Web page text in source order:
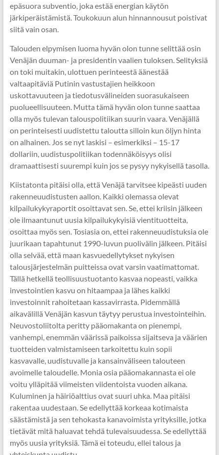
epäsuora subventio, joka estää energian käytön
järkiperäistämistä. Toukokuun alun hinnannousut poistivat
siitä vain osan.
Talouden elpymisen luoma hyvän olon tunne selittää osin
Venäjän duuman- ja presidentin vaalien tuloksen. Selityksiä
on toki muitakin, ulottuen perinteestä äänestää
valtaapitäviä Putinin vastustajien heikkoon
uskottavuuteen ja tiedotusvälineiden suorasukaiseen
puolueellisuuteen. Mutta tämä hyvän olon tunne saattaa
olla myös tulevan talouspolitiikan suurin vaara. Venäjällä
on perinteisesti uudistettu taloutta silloin kun öljyn hinta
on alhainen. Jos se nyt laskisi – esimerkiksi – 15-17
dollariin, uudistuspolitiikan todennäköisyys olisi
dramaattisesti suurempi kuin jos se pysyy nykyisellä tasolla.
Kiistatonta pitäisi olla, että Venäjä tarvitsee kipeästi uuden
rakenneuudistusten aallon. Kaikki olemassa olevat
kilpailukykyraportit osoittavat sen. Se, ettei kriisin jälkeen
ole ilmaantunut uusia kilpailukykyisiä vientituotteita,
osoittaa myös sen. Tosiasia on, ettei rakenneuudistuksia ole
juurikaan tapahtunut 1990-luvun puolivälin jälkeen. Pitäisi
olla selvää, että maan kasvuedellytykset nykyisen
talousjärjestelmän puitteissa ovat varsin vaatimattomat.
Tällä hetkellä teollisuustuotanto kasvaa nopeasti, vaikka
investointien kasvu on hitaampaa ja lähes kaikki
investoinnit rahoitetaan kassavirrasta. Pidemmällä
aikavälillä Venäjän kasvun täytyy perustua investointeihin.
Neuvostoliitolta peritty pääomakanta on pienempi,
vanhempi, enemmän väärissä paikoissa sijaitseva ja väärien
tuotteiden valmistamiseen tarkoitettu kuin sopii
kasvavalle, uudistuvalle ja kansainväliseen talouteen
avoimelle taloudelle. Monia osia pääomakannasta ei ole
voitu ylläpitää viimeisten viidentoista vuoden aikana.
Kuluminen ja häiriöalttius ovat suuri uhka. Maa pitäisi
rakentaa uudestaan. Se edellyttää korkeaa kotimaista
säästämistä ja sen tehokasta kanavoimista yrityksille, jotka
tietävät mitä haluavat tehdä tulevaisuudessa. Se edellyttää
myös uusia yrityksiä. Tämä ei toteudu, ellei talous ja